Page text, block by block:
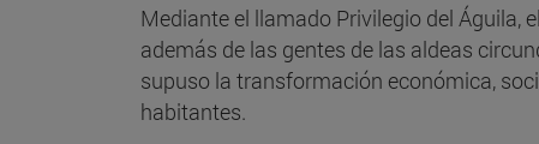
Mediante el llamado Privilegio del Águila,
además de las gentes de las aldeas
supuso la transformación económica,
habitantes.